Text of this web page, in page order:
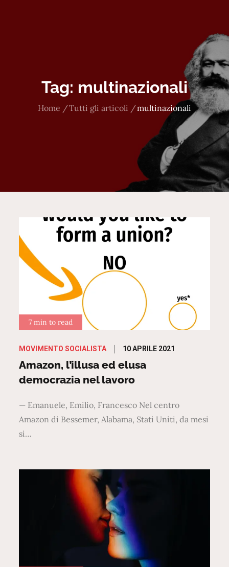
Tag: multinazionali
Home Tutti gli articoli multinazionali
7 min to read
MOVIMENTO SOCIALISTA
Posted
on
10 APRILE 2021
Amazon, l’illusa ed elusa
democrazia nel lavoro
— Emanuele, Emilio, Francesco Nel centro
Amazon di Bessemer, Alabama, Stati Uniti, da mesi
si…